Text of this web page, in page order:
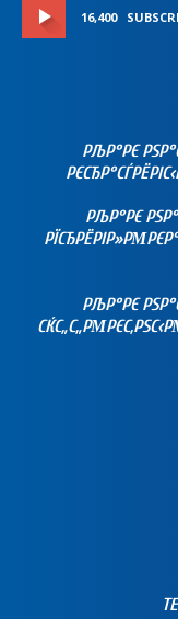
16,400
РЉР°РЄ
РЉР°РЄ
РЉР°РЄ